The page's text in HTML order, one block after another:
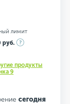
лимит
руб.
продукты
9
сегодня